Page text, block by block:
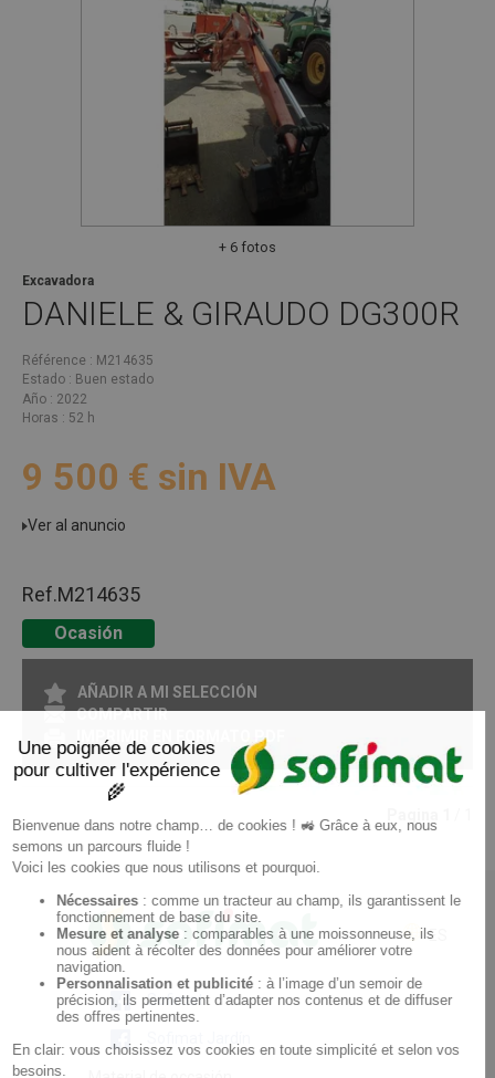
+ 6 fotos
DANIELE & GIRAUDO DG300R
Excavadora
Référence
M214635
Estado
Buen estado
Año
2022
Horas
52 h
9 500 € sin IVA
Ver al anuncio
Ref.M214635
Ocasión
AÑADIR A MI SELECCIÓN
COMPARTIR
IMPRIMIR EN FORMATO PDF
ES
Sofimat